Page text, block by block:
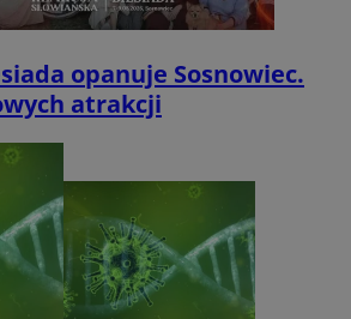
opanuje Sosnowiec.
atrakcji